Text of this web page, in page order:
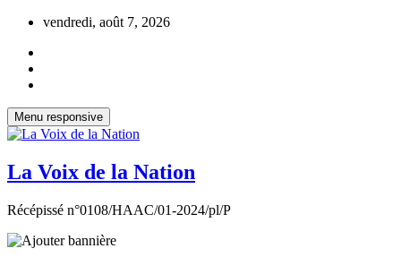
Aller
contenu
vendredi, août 7, 2026
Menu responsive
La Voix de la Nation
Récépissé n°0108/HAAC/01-2024/pl/P